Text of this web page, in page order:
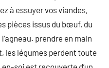
à essuyer vos viandes,
pièces issus du bœuf, du
prendre en main
les légumes perdent toute